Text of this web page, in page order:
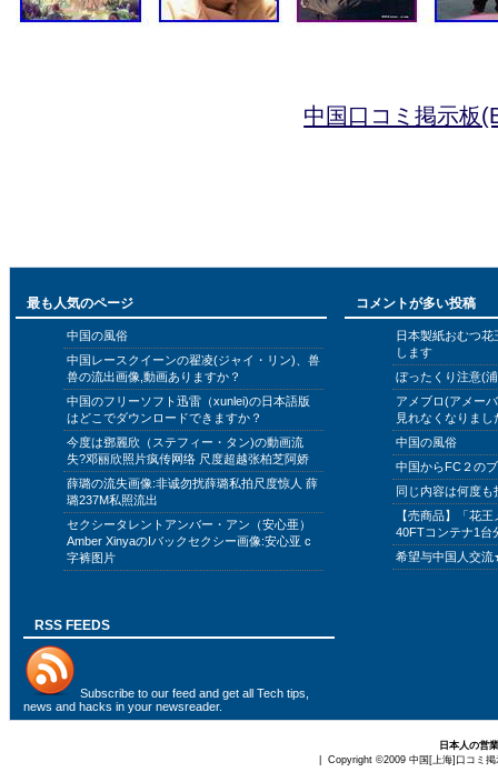
中国口コミ掲示板
最も人気のページ
中国の風俗
中国レースクイーンの翟凌(ジャイ・リン)、兽
兽の流出画像,動画ありますか？
中国のフリーソフト迅雷（xunlei)の日本語版
はどこでダウンロードできますか？
今度は鄧麗欣（ステフィー・タン)の動画流
失?邓丽欣照片疯传网络 尺度超越张柏芝阿娇
薛璐の流失画像:非诚勿扰薛璐私拍尺度惊人 薛
璐237M私照流出
セクシータレントアンバー・アン（安心亜）
Amber XinyaのIバックセクシー画像:安心亚 c
字裤图片
コメントが多い投稿
日本製紙おむつ
します
ぼったくり注意(
アメブロ(アメー
見れなくなりまし
中国の風俗
中国からFC２の
同じ内容は何度
【売商品】「花
40FTコンテナ1台
希望与中国人交
RSS FEEDS
Subscribe to our feed and get all Tech tips,
news and hacks in your newsreader.
日本人の営
| Copyright ©2009 中国[上海]口コミ掲